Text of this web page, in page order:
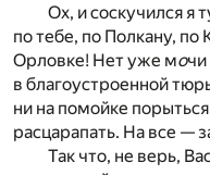
Ох, и соскучился я
по тебе, по Полкану,
Орловке! Нет уже мочи
в благоустроенной
ни на помойке
расцарапать. На все —
Так что, не верь,